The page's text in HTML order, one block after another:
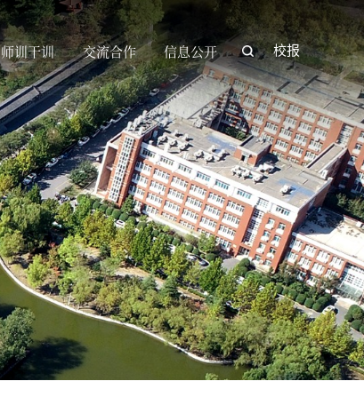
师训干训 交流合作 信息公开 校报